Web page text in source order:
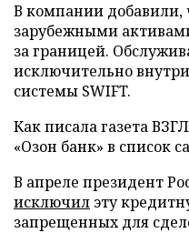
В компании добавили,
зарубежными
за границей.
исключительно
системы SWIFT.
Как писала газета
«Озон банк» в список
В апреле президент
исключил эту
запрещенных для